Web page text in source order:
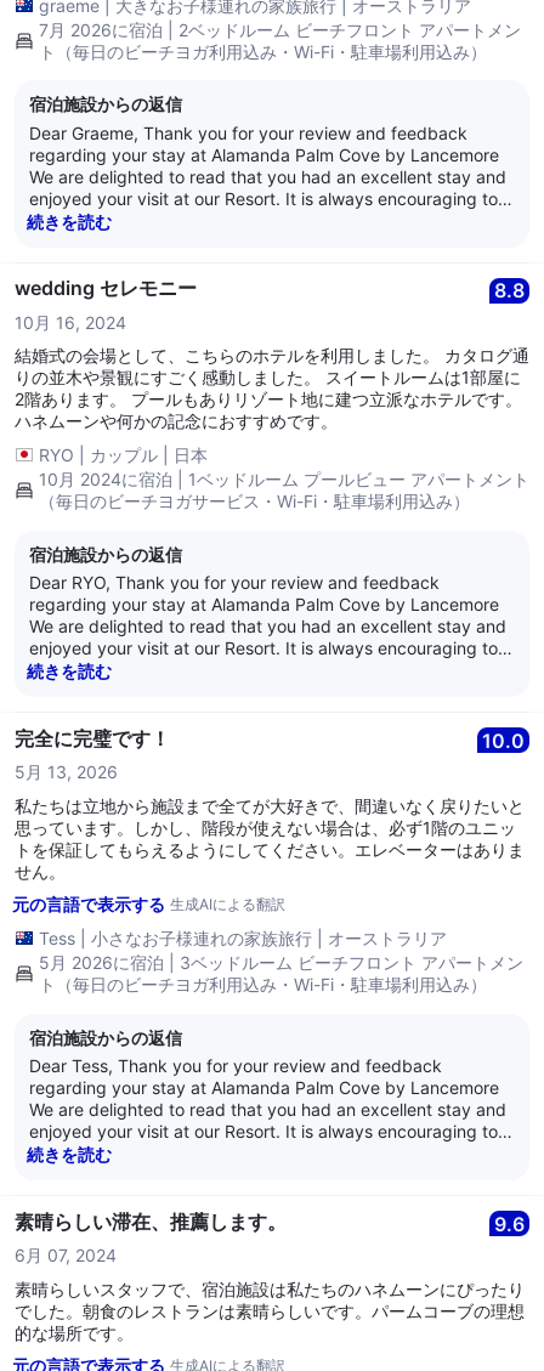
graeme 大きなお子様連れの家族旅行
オーストラリア
7月 2026に宿泊 | 2ベッドルーム ビーチフロント アパートメン
ト（毎日のビーチヨガ利用込み・Wi-Fi・駐車場利用込み）
宿泊施設からの返信
Dear Graeme, Thank you for your review and feedback
regarding your stay at Alamanda Palm Cove by Lancemore
We are delighted to read that you had an excellent stay and
enjoyed your visit at our Resort. It is always encouraging to
learn that guests are satisfied with our service as it is what
Regards, The Alamanda Team
続きを読む
wedding セレモニー 8.8
10月 16, 2024
結婚式の会場として、こちらのホテルを利用しました。 カタログ通
りの並木や景観にすごく感動しました。 スイートルームは1部屋に
2階あります。 プールもありリゾート地に建つ立派なホテルです。
ハネムーンや何かの記念におすすめです。
RYO
カップル
日本
10月 2024に宿泊 | 1ベッドルーム プールビュー アパートメント
（毎日のビーチヨガサービス・Wi-Fi・駐車場利用込み）
宿泊施設からの返信
Dear RYO, Thank you for your review and feedback
regarding your stay at Alamanda Palm Cove by Lancemore
We are delighted to read that you had an excellent stay and
enjoyed your visit at our Resort. It is always encouraging to
learn that guests are satisfied with our service as it is what
Regards, The Alamanda Team
続きを読む
完全に完璧です！ 10.0
5月 13, 2026
私たちは立地から施設まで全てが大好きで、間違いなく戻りたいと
思っています。しかし、階段が使えない場合は、必ず1階のユニッ
トを保証してもらえるようにしてください。エレベーターはありま
せん。
元の言語で表示する 生成AIによる翻訳
Tess 小さなお子様連れの家族旅行
オーストラリア
5月 2026に宿泊 | 3ベッドルーム ビーチフロント アパートメン
ト（毎日のビーチヨガ利用込み・Wi-Fi・駐車場利用込み）
宿泊施設からの返信
Dear Tess, Thank you for your review and feedback
regarding your stay at Alamanda Palm Cove by Lancemore
We are delighted to read that you had an excellent stay and
enjoyed your visit at our Resort. It is always encouraging to
learn that guests are satisfied with our service as it is what
Regards, The Alamanda Team
続きを読む
素晴らしい滞在、推薦します。 9.6
6月 07, 2024
素晴らしいスタッフで、宿泊施設は私たちのハネムーンにぴったり
でした。朝食のレストランは素晴らしいです。パームコーブの理想
的な場所です。
元の言語で表示する 生成AIによる翻訳